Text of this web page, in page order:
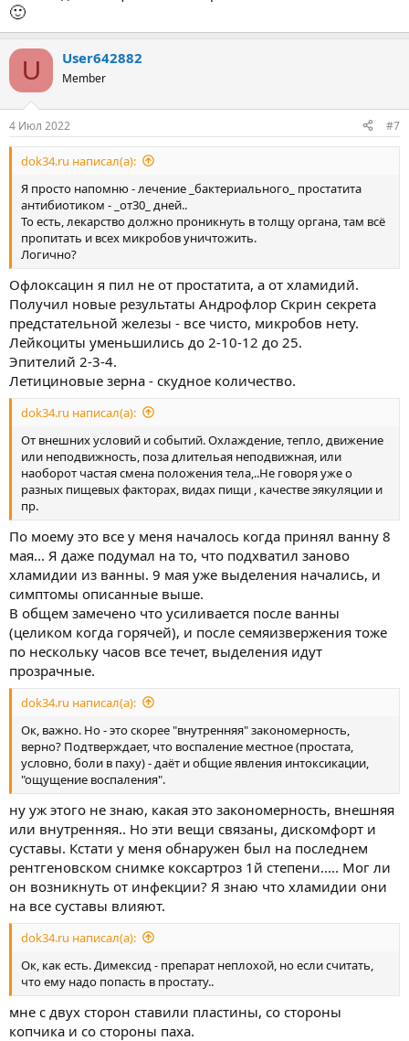
🙂
U User642882
Member
4 Июл 2022 #7
dok34.ru написал(а):
Я просто напомню - лечение _бактериального_ простатита
антибиотиком - _от30_ дней..
То есть, лекарство должно проникнуть в толщу органа, там всё
пропитать и всех микробов уничтожить.
Логично?
Офлоксацин я пил не от простатита, а от хламидий.
Получил новые результаты Андрофлор Скрин секрета
предстательной железы - все чисто, микробов нету.
Лейкоциты уменьшились до 2-10-12 до 25.
Эпителий 2-3-4.
Летициновые зерна - скудное количество.
dok34.ru написал(а):
От внешних условий и событий. Охлаждение, тепло, движение
или неподвижность, поза длительая неподвижная, или
наоборот частая смена положения тела,..Не говоря уже о
разных пищевых факторах, видах пищи , качестве эякуляции и
пр.
По моему это все у меня началось когда принял ванну 8
мая... Я даже подумал на то, что подхватил заново
хламидии из ванны. 9 мая уже выделения начались, и
симптомы описанные выше.
В общем замечено что усиливается после ванны
(целиком когда горячей), и после семяизвержения тоже
по нескольку часов все течет, выделения идут
прозрачные.
dok34.ru написал(а):
Ок, важно. Но - это скорее "внутренняя" закономерность,
верно? Подтверждает, что воспаление местное (простата,
условно, боли в паху) - даёт и общие явления интоксикации,
"ощущение воспаления".
ну уж этого не знаю, какая это закономерность, внешняя
или внутренняя.. Но эти вещи связаны, дискомфорт и
суставы. Кстати у меня обнаружен был на последнем
рентгеновском снимке коксартроз 1й степени..... Мог ли
он возникнуть от инфекции? Я знаю что хламидии они
на все суставы влияют.
dok34.ru написал(а):
Ок, как есть. Димексид - препарат неплохой, но если считать,
что ему надо попасть в простату..
мне с двух сторон ставили пластины, со стороны
копчика и со стороны паха.